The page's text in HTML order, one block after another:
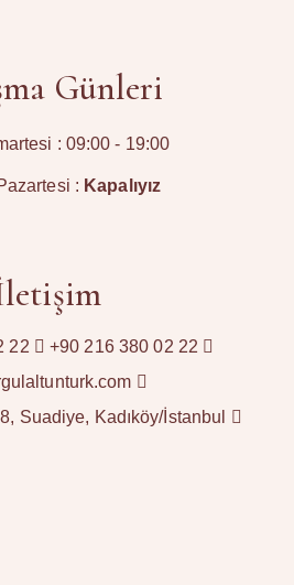
Günleri
: 09:00 - 19:00
: Kapalıyız
22
+90 216 380 02 22
Suadiye, Kadıköy/İstanbul